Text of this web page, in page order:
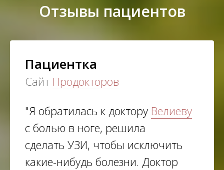
Отзывы пациентов
Пациентка
Сайт Продокторов
"Я обратилась к доктору Велиеву
с болью в ноге, решила
сделать УЗИ​, чтобы исключить
какие-нибудь болезни. Доктор